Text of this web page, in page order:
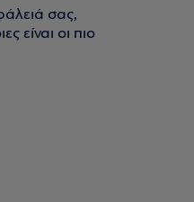
σας,
είναι οι πιο